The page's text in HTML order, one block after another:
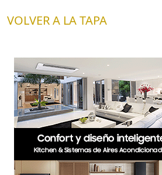
VOLVER A LA TAPA